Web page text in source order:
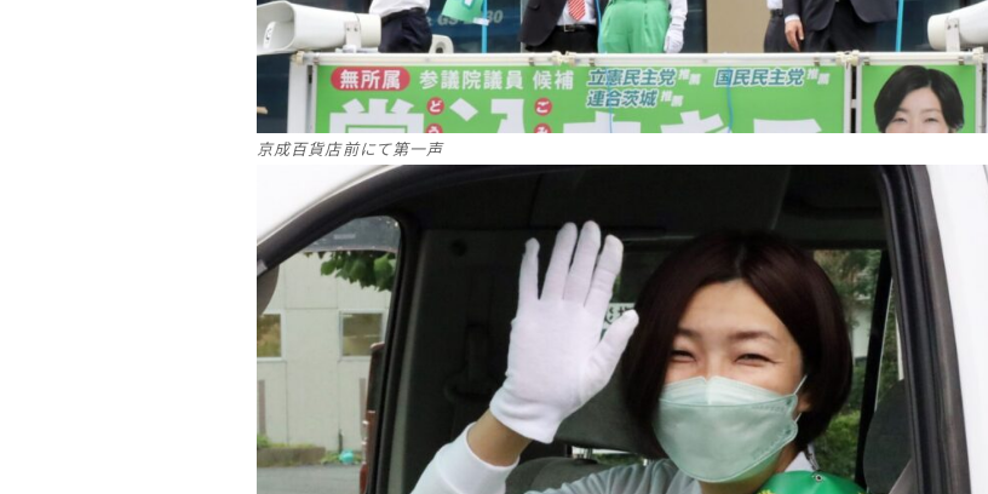
京成百貨店前にて第一声